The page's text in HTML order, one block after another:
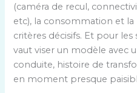
(caméra de recul,
etc), la consommation et
critères décisifs. Et pour
vaut viser un modèle avec
conduite, histoire de
en moment presque